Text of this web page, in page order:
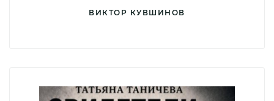
ВИКТОР КУВШИНОВ